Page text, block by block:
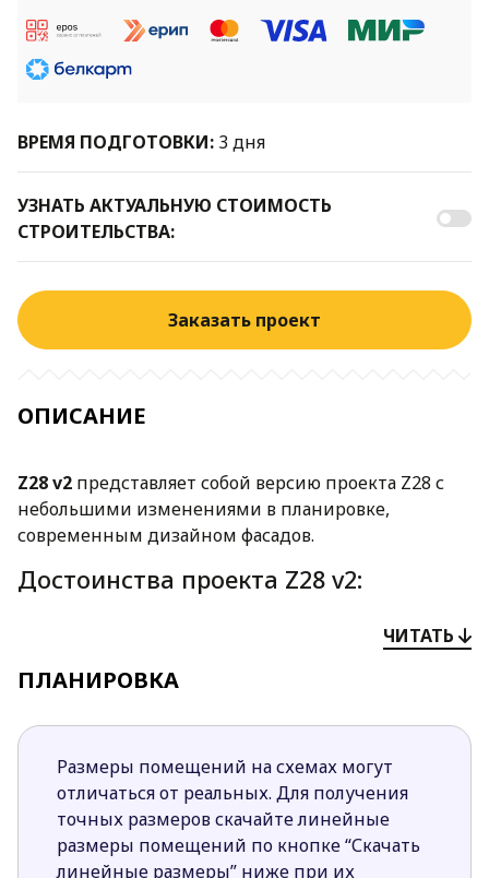
ВРЕМЯ ПОДГОТОВКИ: 3 дня
УЗНАТЬ АКТУАЛЬНУЮ СТОИМОСТЬ
СТРОИТЕЛЬСТВА:
Заказать проект
ОПИСАНИЕ
Z28 v2 представляет собой версию проекта Z28 с
небольшими изменениями в планировке,
современным дизайном фасадов.
Достоинства проекта Z28 v2:
выполняться перепланировка. Так, например,
можно расширить площадь дневной зоны,
отказавшись от дополнительной комнаты.
Комната рядом с гостиной может быть
дополнительная спальня.
Из гостиной имеется выход на просторную
красивую крытую террасу.
Рядом с кухней спроектирована
ЧИТАТЬ
ПЛАНИРОВКА
Размеры помещений на схемах могут
отличаться от реальных. Для получения
точных размеров скачайте линейные
размеры помещений по кнопке “Скачать
линейные размеры” ниже при их